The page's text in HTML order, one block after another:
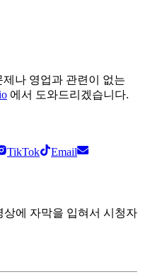
나 영업과 관련이 없는
에서 도와드리겠습니다.
TikTok Email
에 자막을 입혀서 시청자